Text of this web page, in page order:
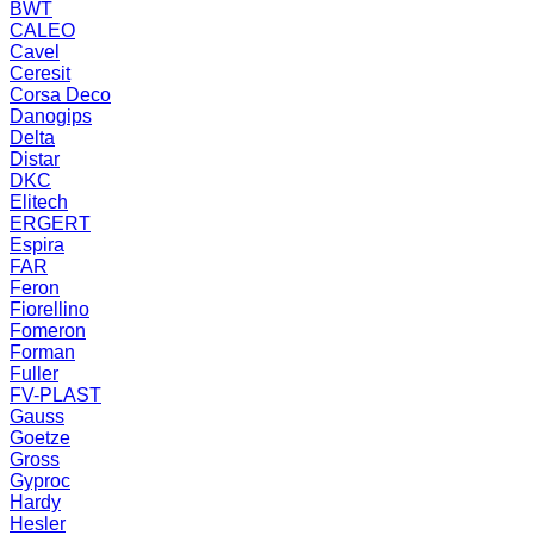
BWT
CALEO
Cavel
Ceresit
Corsa Deco
Danogips
Delta
Distar
DKC
Elitech
ERGERT
Espira
FAR
Feron
Fiorellino
Fomeron
Forman
Fuller
FV-PLAST
Gauss
Goetze
Gross
Gyproc
Hardy
Hesler